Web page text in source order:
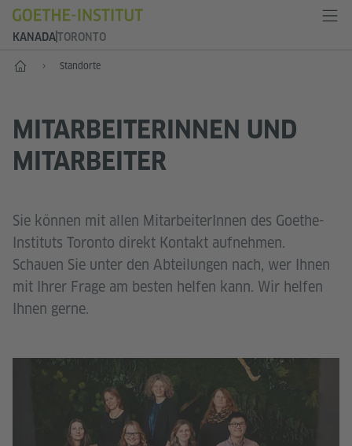
KANADATORONTO
Start Standorte
MITARBEITERINNEN UND
MITARBEITER
Sie können mit allen MitarbeiterInnen des Goethe-
Instituts Toronto direkt Kontakt aufnehmen.
Schauen Sie unter den Abteilungen nach, wer Ihnen
mit Ihrer Frage am besten helfen kann. Wir helfen
Ihnen gerne.